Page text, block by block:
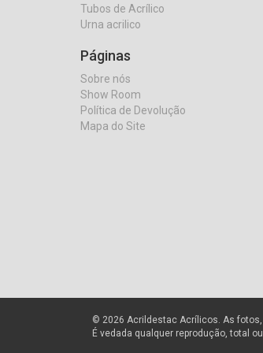
Tubos de Acrílico
Urna acrilico
Páginas
Sobre nós
Show Room
Política de Devolução
Mapa do Site
© 2026 Acrildestac Acrílicos. As
É vedada qualquer reprodução, total